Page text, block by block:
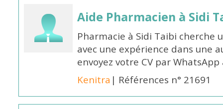
Aide Pharmacien à Sidi
Pharmacie à Sidi Taibi cherche
avec une expérience dans une
envoyez votre CV par
Kenitra | Références n° 21691